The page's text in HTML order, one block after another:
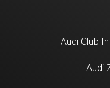
Audi Club
Audi